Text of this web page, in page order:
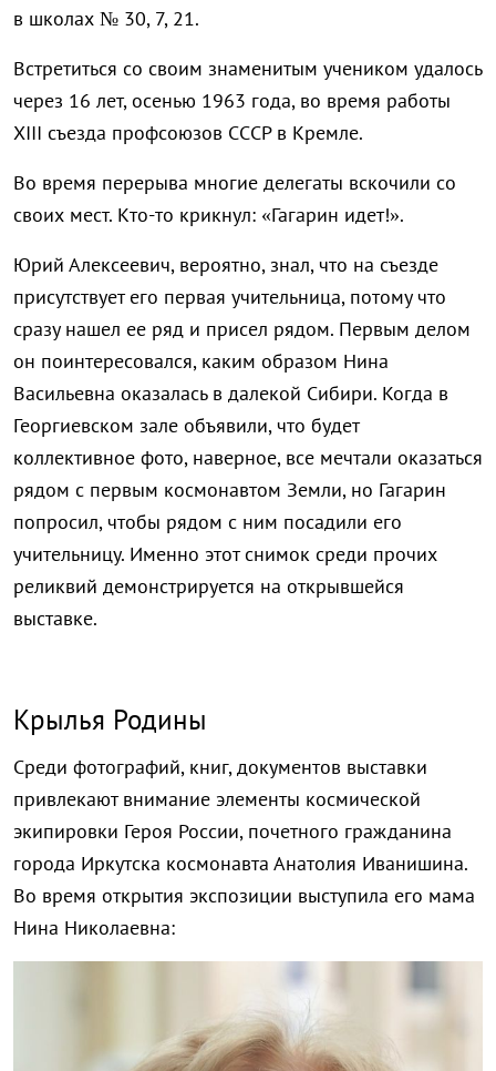
в школах № 30, 7, 21.
Встретиться со своим знаменитым учеником удалось
через 16 лет, осенью 1963 года, во время работы
XIII съезда профсоюзов СССР в Кремле.
Во время перерыва многие делегаты вскочили со
своих мест. Кто-то крикнул: «Гагарин идет!».
Юрий Алексеевич, вероятно, знал, что на съезде
присутствует его первая учительница, потому что
сразу нашел ее ряд и присел рядом. Первым делом
он поинтересовался, каким образом Нина
Васильевна оказалась в далекой Сибири. Когда в
Георгиевском зале объявили, что будет
коллективное фото, наверное, все мечтали оказаться
рядом с первым космонавтом Земли, но Гагарин
попросил, чтобы рядом с ним посадили его
учительницу. Именно этот снимок среди прочих
реликвий демонстрируется на открывшейся
выставке.
Крылья Родины
Среди фотографий, книг, документов выставки
привлекают внимание элементы космической
экипировки Героя России, почетного гражданина
города Иркутска космонавта Анатолия Иванишина.
Во время открытия экспозиции выступила его мама
Нина Николаевна: